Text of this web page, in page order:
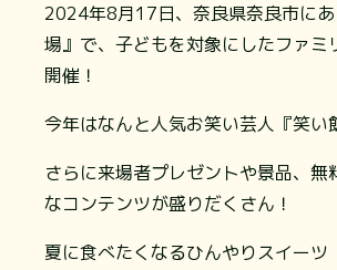
2024年8月17日、奈良県奈良市に
場』で、子どもを対象にしたファミ
開催！
今年はなんと人気お笑い芸人『笑い
さらに来場者プレゼントや景品、無
なコンテンツが盛りだくさん！
夏に食べたくなるひんやりスイーツ